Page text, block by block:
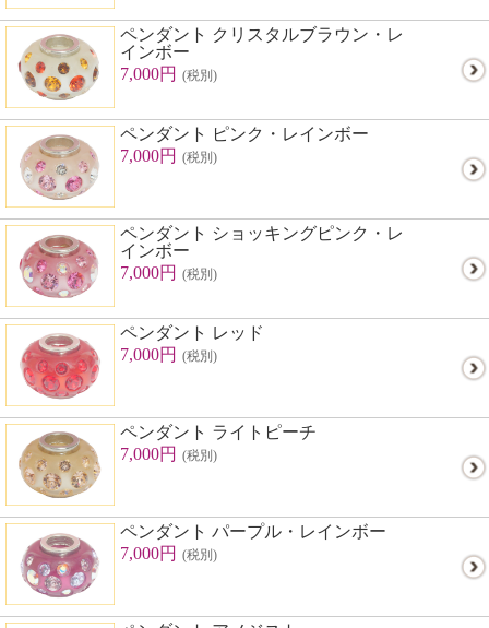
ペンダント クリスタルブラウン・レ
インボー
7,000円 (税別)
ペンダント ピンク・レインボー
7,000円 (税別)
ペンダント ショッキングピンク・レ
インボー
7,000円 (税別)
ペンダント レッド
7,000円 (税別)
ペンダント ライトピーチ
7,000円 (税別)
ペンダント パープル・レインボー
7,000円 (税別)